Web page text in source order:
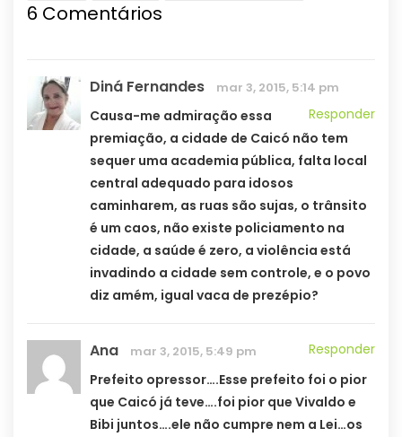
6 Comentários
Diná Fernandes mar 3, 2015, 5:14 pm
Responder
Causa-me admiração essa
premiação, a cidade de Caicó não tem
sequer uma academia pública, falta local
central adequado para idosos
caminharem, as ruas são sujas, o trânsito
é um caos, não existe policiamento na
cidade, a saúde é zero, a violência está
invadindo a cidade sem controle, e o povo
diz amém, igual vaca de prezépio?
Ana mar 3, 2015, 5:49 pm
Responder
Prefeito opressor….Esse prefeito foi o pior
que Caicó já teve….foi pior que Vivaldo e
Bibi juntos….ele não cumpre nem a Lei…os